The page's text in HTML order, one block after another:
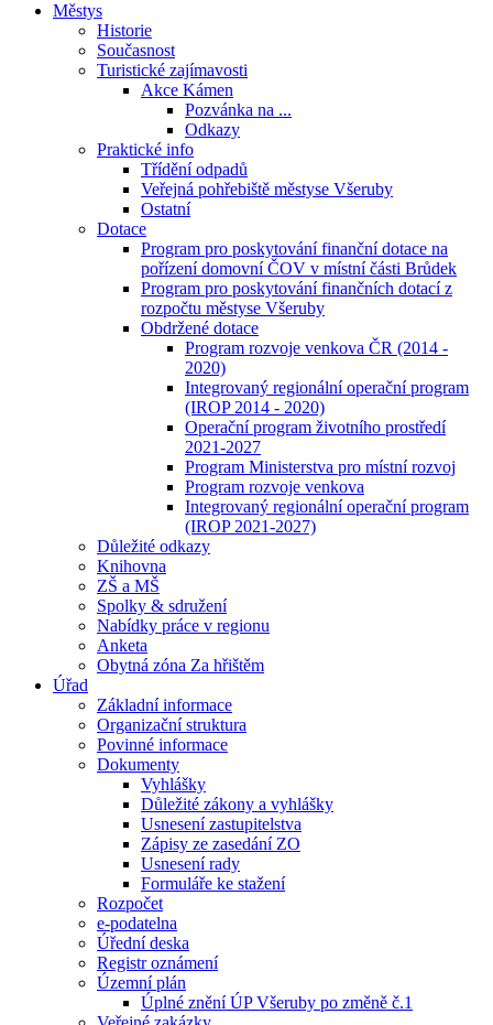
Městys
Historie
Současnost
Turistické zajímavosti
Akce Kámen
Pozvánka na ...
Odkazy
Praktické info
Třídění odpadů
Veřejná pohřebiště městyse Všeruby
Ostatní
Dotace
Program pro poskytování finanční dotace na
pořízení domovní ČOV v místní části Brůdek
Program pro poskytování finančních dotací z
rozpočtu městyse Všeruby
Obdržené dotace
Program rozvoje venkova ČR (2014 -
2020)
Integrovaný regionální operační program
(IROP 2014 - 2020)
Operační program životního prostředí
2021-2027
Program Ministerstva pro místní rozvoj
Program rozvoje venkova
Integrovaný regionální operační program
(IROP 2021-2027)
Důležité odkazy
Knihovna
ZŠ a MŠ
Spolky & sdružení
Nabídky práce v regionu
Anketa
Obytná zóna Za hřištěm
Úřad
Základní informace
Organizační struktura
Povinné informace
Dokumenty
Vyhlášky
Důležité zákony a vyhlášky
Usnesení zastupitelstva
Zápisy ze zasedání ZO
Usnesení rady
Formuláře ke stažení
Rozpočet
e-podatelna
Úřední deska
Registr oznámení
Územní plán
Úplné znění ÚP Všeruby po změně č.1